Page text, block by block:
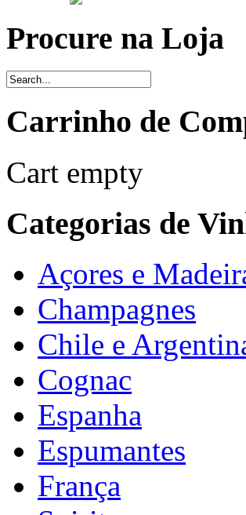
Procure na Loja
Carrinho de
Cart empty
Categorias de
Açores e
Champagnes
Chile e
Cognac
Espanha
Espumantes
França